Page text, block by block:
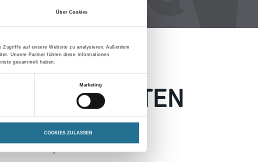
Über Cookies
auf unsere Website zu analysieren. Außerdem
Unsere Partner führen diese Informationen
gesammelt haben.
Marketing
COOKIES ZULASSEN
AUFGETRETEN
wie möglich beheben.